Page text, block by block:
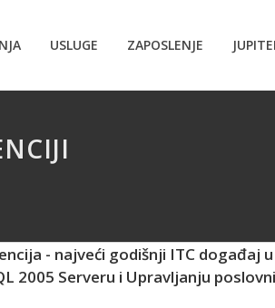
USLUGE ZAPOSLENJE
- najveći godišnji ITC događaj
2005 Serveru i Upravljanju